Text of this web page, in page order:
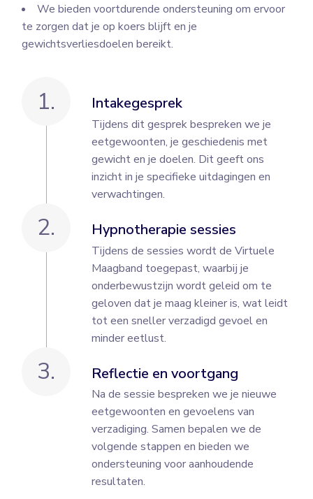
We bieden voortdurende ondersteuning om ervoor
te zorgen dat je op koers blijft en je
gewichtsverliesdoelen bereikt.
1. Intakegesprek
Tijdens dit gesprek bespreken we je
eetgewoonten, je geschiedenis met
gewicht en je doelen. Dit geeft ons
inzicht in je specifieke uitdagingen en
verwachtingen.
2. Hypnotherapie sessies
Tijdens de sessies wordt de Virtuele
Maagband toegepast, waarbij je
onderbewustzijn wordt geleid om te
geloven dat je maag kleiner is, wat leidt
tot een sneller verzadigd gevoel en
minder eetlust.
3. Reflectie en voortgang
Na de sessie bespreken we je nieuwe
eetgewoonten en gevoelens van
verzadiging. Samen bepalen we de
volgende stappen en bieden we
ondersteuning voor aanhoudende
resultaten.